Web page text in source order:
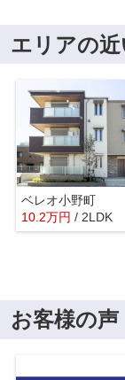
エリアの
ベレオ小野町
10.2万円 / 2LDK
お客様の声